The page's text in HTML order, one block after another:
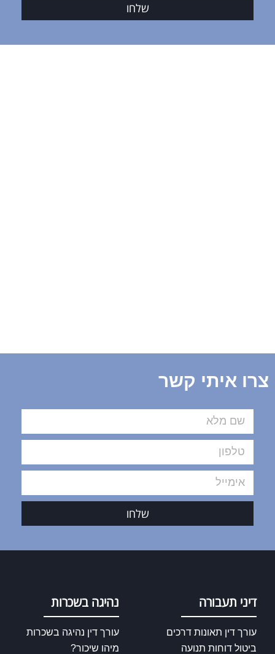
שלחו
צרו איתי קשר
שלחו
דיני תעבורה
עורך דין תאונות דרכים
ביטול דוחות תנועה
נהיגה בשכרות
עורך דין נהיגה בשכרות
מיהו שיכור?